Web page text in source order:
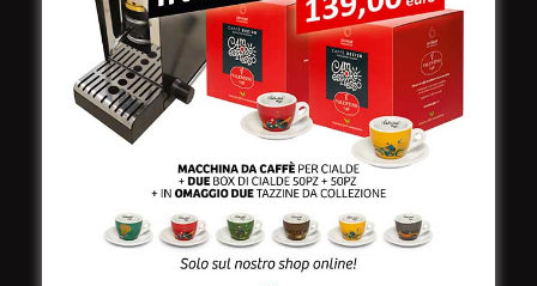
73100 Lecce
Telefono:+39 0832 240771
+39 0832 279866
info@valentinocaffespa.com
Partita Iva:02583710757